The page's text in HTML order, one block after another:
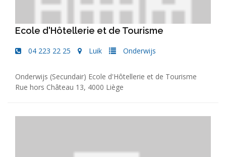
Ecole d'Hôtellerie et de Tourisme
04 223 22 25 Luik Onderwijs
Onderwijs (Secundair) Ecole d'Hôtellerie et de Tourisme
Rue hors Château 13, 4000 Liège